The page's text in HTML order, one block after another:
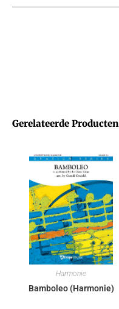
Gerelateerde Producten
Harmonie
Bamboleo (Harmonie)